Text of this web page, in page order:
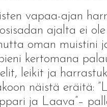
vapaa-ajan
ajalta ei
oman muistini
kertomana
leikit ja
näistä eräitä:
ja Laava”–